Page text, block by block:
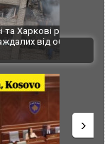
Ворог
двоє
після